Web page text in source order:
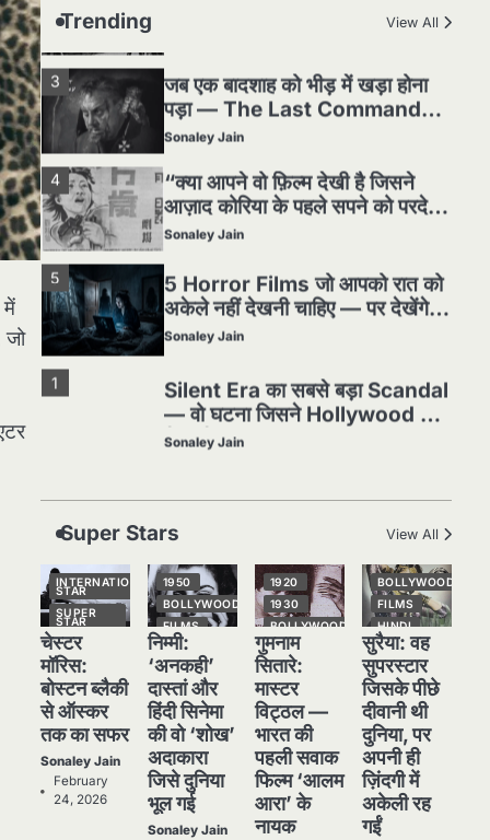
में
जो
Trending View All
3
पड़ा — The Last Command
(1928) Review
Sonaley Jain
4
“क्या आपने वो फ़िल्म देखी है जिसने
आज़ाद कोरिया के पहले सपने को परदे
पर उतारा? — Viva Freedom!
(1946) रिव्यू”
Sonaley Jain
5
अकेले नहीं देखनी चाहिए — पर देखेंगे
ज़रूर
Sonaley Jain
1
— वो घटना जिसने Hollywood को
हिला दिया
Sonaley Jain
3
जब एक बादशाह को भीड़ में खड़ा होना
पड़ा — The Last Command
(1928) Review
Sonaley Jain
4
“क्या आपने वो फ़िल्म देखी है जिसने
आज़ाद कोरिया के पहले सपने को परदे
पर उतारा? — Viva Freedom!
(1946) रिव्यू”
Sonaley Jain
5
5 Horror Films जो आपको रात को
अकेले नहीं देखनी चाहिए — पर देखेंगे
ज़रूर
Super Stars View All
INTERNATIONAL
STAR
SUPER
STAR
TOP
STORIES
चेस्टर
मॉरिस:
बोस्टन ब्लैकी
से ऑस्कर
तक का सफर
Sonaley Jain
February
24, 2026
1950
BOLLYWOOD
FILMS
HINDI
NATIONAL
STAR
POPULAR
SUPER
STAR
TOP
STORIES
निम्मी:
‘अनकही’
दास्तां और
हिंदी सिनेमा
की वो ‘शोख’
अदाकारा
जिसे दुनिया
भूल गई
Sonaley Jain
1920
1930
BOLLYWOOD
HINDI
NATIONAL
FILMS
SUPER
STAR
TOP
STORIES
गुमनाम
सितारे:
मास्टर
विट्ठल —
भारत की
पहली सवाक
फिल्म ‘आलम
आरा’ के
नायक
BOLLYWOOD
FILMS
HINDI
NATIONAL
STAR
SUPER
STAR
TOP
STORIES
सुरैया: वह
सुपरस्टार
जिसके पीछे
दीवानी थी
दुनिया, पर
अपनी ही
ज़िंदगी में
अकेली रह
गईं